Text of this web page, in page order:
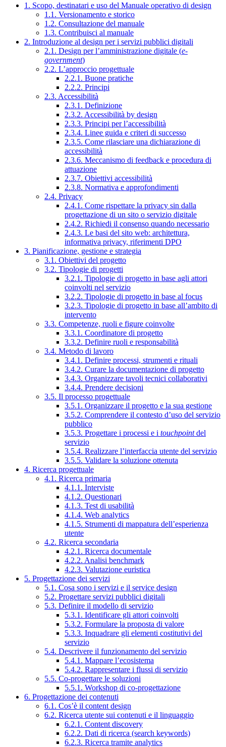
1. Scopo, destinatari e uso del Manuale operativo di design
1.1. Versionamento e storico
1.2. Consultazione del manuale
1.3. Contribuisci al manuale
2. Introduzione al design per i servizi pubblici digitali
2.1. Design per l’amministrazione digitale (e-
government)
2.2. L’approccio progettuale
2.2.1. Buone pratiche
2.2.2. Principi
2.3. Accessibilità
2.3.1. Definizione
2.3.2. Accessibilità by design
2.3.3. Principi per l’accessibilità
2.3.4. Linee guida e criteri di successo
2.3.5. Come rilasciare una dichiarazione di
accessibilità
2.3.6. Meccanismo di feedback e procedura di
attuazione
2.3.7. Obiettivi accessibilità
2.3.8. Normativa e approfondimenti
2.4. Privacy
2.4.1. Come rispettare la privacy sin dalla
progettazione di un sito o servizio digitale
2.4.2. Richiedi il consenso quando necessario
2.4.3. Le basi del sito web: architettura,
informativa privacy, riferimenti DPO
3. Pianificazione, gestione e strategia
3.1. Obiettivi del progetto
3.2. Tipologie di progetti
3.2.1. Tipologie di progetto in base agli attori
coinvolti nel servizio
3.2.2. Tipologie di progetto in base al focus
3.2.3. Tipologie di progetto in base all’ambito di
intervento
3.3. Competenze, ruoli e figure coinvolte
3.3.1. Coordinatore di progetto
3.3.2. Definire ruoli e responsabilità
3.4. Metodo di lavoro
3.4.1. Definire processi, strumenti e rituali
3.4.2. Curare la documentazione di progetto
3.4.3. Organizzare tavoli tecnici collaborativi
3.4.4. Prendere decisioni
3.5. Il processo progettuale
3.5.1. Organizzare il progetto e la sua gestione
3.5.2. Comprendere il contesto d’uso del servizio
pubblico
3.5.3. Progettare i processi e i touchpointdel
servizio
3.5.4. Realizzare l’interfaccia utente del servizio
3.5.5. Validare la soluzione ottenuta
4. Ricerca progettuale
4.1. Ricerca primaria
4.1.1. Interviste
4.1.2. Questionari
4.1.3. Test di usabilità
4.1.4. Web analytics
4.1.5. Strumenti di mappatura dell’esperienza
utente
4.2. Ricerca secondaria
4.2.1. Ricerca documentale
4.2.2. Analisi benchmark
4.2.3. Valutazione euristica
5. Progettazione dei servizi
5.1. Cosa sono i servizi e il service design
5.2. Progettare servizi pubblici digitali
5.3. Definire il modello di servizio
5.3.1. Identificare gli attori coinvolti
5.3.2. Formulare la proposta di valore
5.3.3. Inquadrare gli elementi costitutivi del
servizio
5.4. Descrivere il funzionamento del servizio
5.4.1. Mappare l’ecosistema
5.4.2. Rappresentare i flussi di servizio
5.5. Co-progettare le soluzioni
5.5.1. Workshop di co-progettazione
6. Progettazione dei contenuti
6.1. Cos’è il content design
6.2. Ricerca utente sui contenuti e il linguaggio
6.2.1. Content discovery
6.2.2. Dati di ricerca (search keywords)
6.2.3. Ricerca tramite analytics